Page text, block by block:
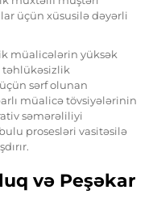
üçün xüsusilə dəyərli
müalicələrin yüksək
təhlükəsizlik
sərf olunan
müalicə tövsiyələrinin
səmərəliliyi
prosesləri vasitəsilə
və Peşəkar